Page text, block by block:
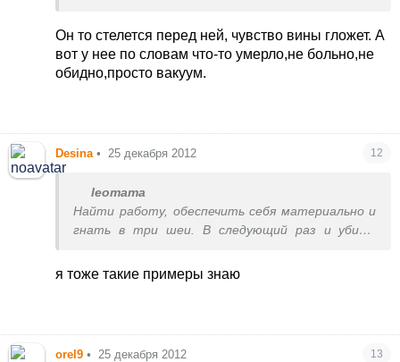
его всегда успеет,важно другое что говорит и
делает муж,как после этого он себя ведет со
своей женой, морозится или чувствует вину или
Он то стелется перед ней, чувство вины гложет. А
вот у нее по словам что-то умерло,не больно,не
обидно,просто вакуум.
Desina • 25 декабря 2012 12
leomama
Найти работу, обеспечить себя материально и
гнать в три шеи. В следующий раз и убить
я тоже такие примеры знаю
orel9 • 25 декабря 2012 13